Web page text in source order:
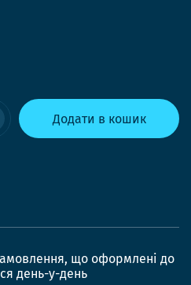
Додати в кошик
що оформлені до
день-у-день